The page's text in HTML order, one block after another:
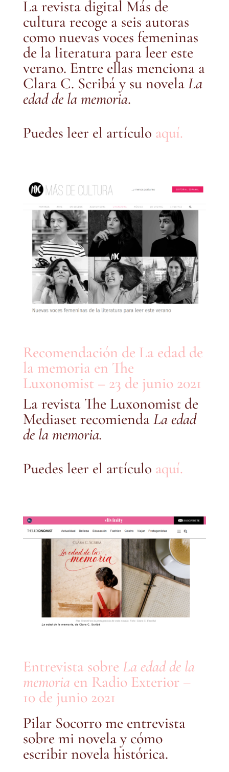
La revista digital Más de
cultura recoge a seis autoras
como nuevas voces femeninas
de la literatura para leer este
verano. Entre ellas menciona a
Clara C. Scribá y su novelaLa
edad de la memoria.
Puedes leer el artículo aquí.
Recomendación de La edad de
la memoria en The
Luxonomist – 23 de junio 2021
La revista The Luxonomist de
Mediaset recomiendaLa edad
de la memoria.
Puedes leer el artículo aquí.
Entrevista sobre La edad de la
memoria en Radio Exterior –
10 de junio 2021
Pilar Socorro me entrevista
sobre mi novela y cómo
escribir novela histórica.